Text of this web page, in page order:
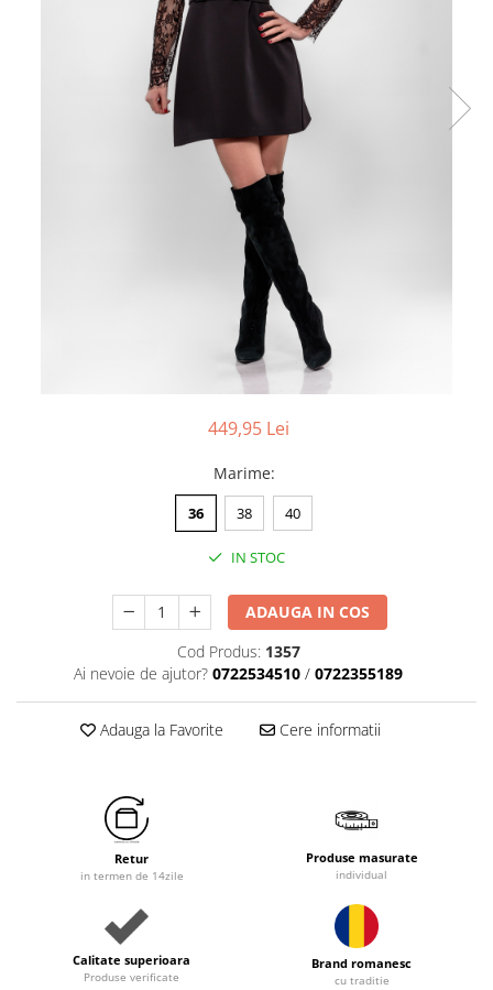
449,95 Lei
Marime:
36 38 40
IN STOC
ADAUGA IN COS
Cod Produs: 1357
Ai nevoie de ajutor? 0722534510 / 0722355189
Adauga la Favorite Cere informatii
Retur
in termen de 14zile
Produse masurate
individual
Calitate superioara
Produse verificate
Brand romanesc
cu traditie